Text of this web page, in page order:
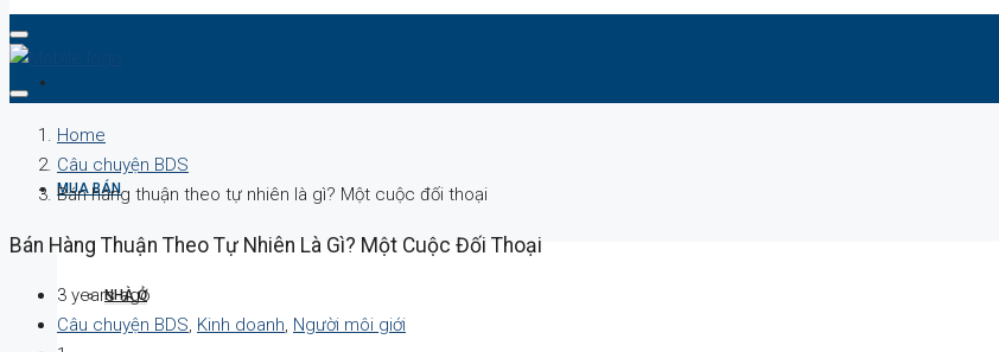
MUA BÁN
NHÀ Ở
Home
Câu chuyện BDS
Bán hàng thuận theo tự nhiên là gì? Một cuộc đối thoại
Bán Hàng Thuận Theo Tự Nhiên Là Gì? Một Cuộc Đối Thoại
3 years ago
Câu chuyện BDS, Kinh doanh, Người môi giới